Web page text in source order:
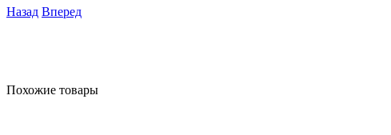
Назад Вперед
Похожие товары